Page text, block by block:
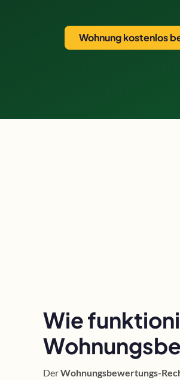
Wohnung kostenlos
Wie
DerWohnungsbewertungs-